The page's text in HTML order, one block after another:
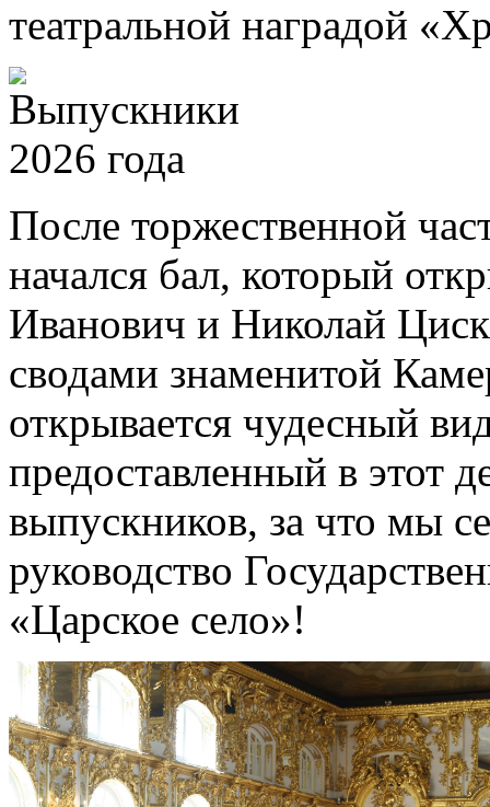
театральной наградой
После торжественной
начался бал, который
Иванович и Николай
сводами знаменитой
открывается чудесный
предоставленный в этот
выпускников, за что мы
руководство
«Царское село»!